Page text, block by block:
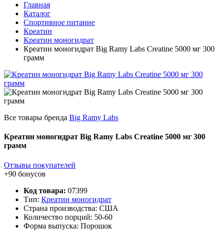
Главная
Каталог
Спортивное питание
Креатин
Креатин моногидрат
Креатин моногидрат Big Ramy Labs Creatine 5000 мг 300
грамм
Все товары бренда Big Ramy Labs
Креатин моногидрат Big Ramy Labs Creatine 5000 мг 300
грамм
Отзывы покупателей
+90 бонусов
Код товара: 07399
Тип: Креатин моногидрат
Страна производства: США
Количество порций: 50-60
Форма выпуска: Порошок